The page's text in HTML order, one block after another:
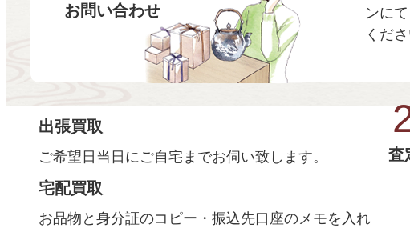
お問い合わせ
ンに
くださ
査
出張買取
ご希望日当日にご自宅までお伺い致します。
宅配買取
お品物と身分証のコピー・振込先口座のメモを入れ